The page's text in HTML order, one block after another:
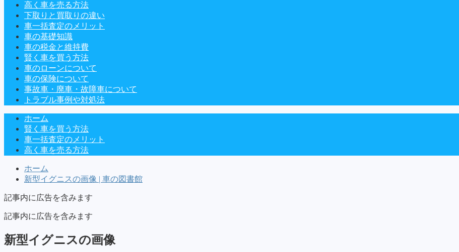
高く車を売る方法
下取りと買取りの違い
車一括査定のメリット
車の基礎知識
車の税金と維持費
賢く車を買う方法
車のローンについて
車の保険について
事故車・廃車・故障車について
トラブル事例や対処法
ホーム
賢く車を買う方法
車一括査定のメリット
高く車を売る方法
ホーム
新型イグニスの画像 | 車の図書館
記事内に広告を含みます
記事内に広告を含みます
新型イグニスの画像